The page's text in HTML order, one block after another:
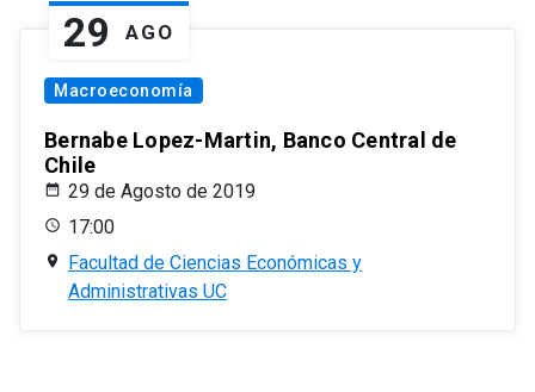
29 AGO
Macroeconomía
Bernabe Lopez-Martin, Banco Central de
Chile
29 de Agosto de 2019
17:00
Facultad de Ciencias Económicas y
Administrativas UC